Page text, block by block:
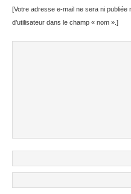
[Votre adresse e-mail ne sera ni
d’utilisateur dans le champ « nom ».]